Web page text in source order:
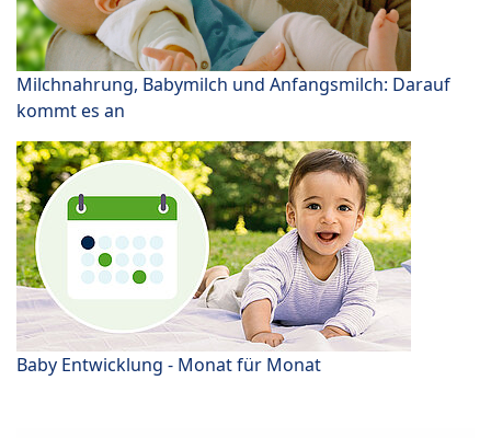
Milchnahrung, Babymilch und Anfangsmilch: Darauf
kommt es an
Baby Entwicklung - Monat für Monat